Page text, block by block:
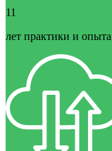
11
лет практики и опыта